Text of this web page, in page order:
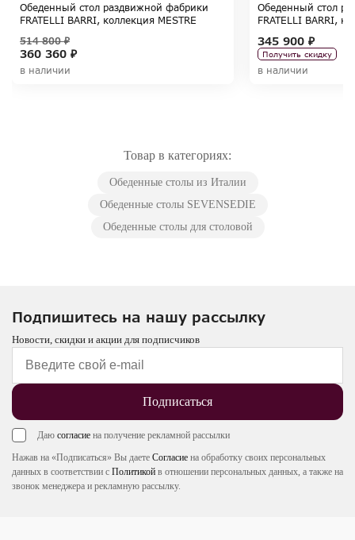
Обеденный стол раздвижной фабрики
FRATELLI BARRI, коллекция MESTRE
360 360 ₽
514 800 ₽
в наличии
Обеденный стол
FRATELLI BARRI,
345 900 ₽
Получить скидку
в наличии
Товар в категориях:
Обеденные столы из Италии
Обеденные столы SEVENSEDIE
Обеденные столы для столовой
Подпишитесь на нашу рассылку
Новости, скидки и акции для подписчиков
Подписаться
Даю согласие на получение рекламной рассылки
Нажав на «Подписаться» Вы даете Согласие на обработку своих персональных
данных в соответствии с Политикой в отношении персональных данных, а также на
звонок менеджера и рекламную рассылку.